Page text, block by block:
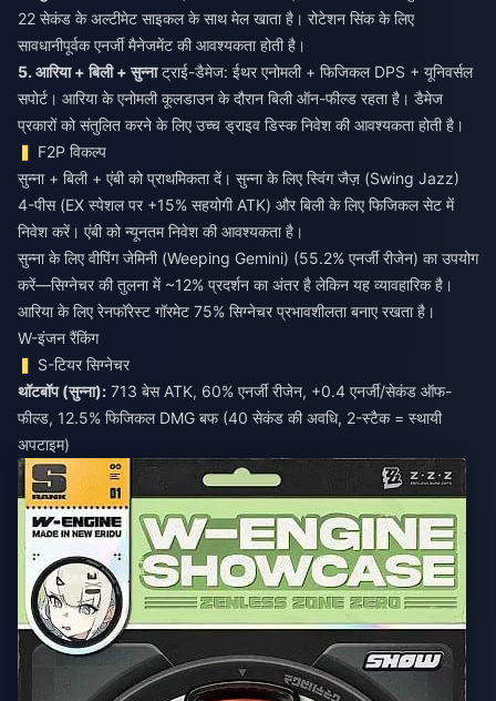
22 सेकंड के अल्टीमेट साइकल के साथ मेल खाता है। रोटेशन सिंक के लिए
सावधानीपूर्वक एनर्जी मैनेजमेंट की आवश्यकता होती है।
5. आरिया + बिली + सुन्नाट्राई-डैमेज: ईथर एनोमली + फिजिकल DPS + यूनिवर्सल
सपोर्ट। आरिया के एनोमली कूलडाउन के दौरान बिली ऑन-फील्ड रहता है। डैमेज
प्रकारों को संतुलित करने के लिए उच्च ड्राइव डिस्क निवेश की आवश्यकता होती है।
F2P विकल्प
सुन्ना + बिली + एंबी को प्राथमिकता दें। सुन्ना के लिए स्विंग जैज़ (Swing Jazz)
4-पीस (EX स्पेशल पर +15% सहयोगी ATK) और बिली के लिए फिजिकल सेट में
निवेश करें। एंबी को न्यूनतम निवेश की आवश्यकता है।
सुन्ना के लिए वीपिंग जेमिनी (Weeping Gemini) (55.2% एनर्जी रीजेन) का उपयोग
करें—सिग्नेचर की तुलना में ~12% प्रदर्शन का अंतर है लेकिन यह व्यावहारिक है।
आरिया के लिए रेनफॉरेस्ट गॉरमेट 75% सिग्नेचर प्रभावशीलता बनाए रखता है।
W-इंजन रैंकिंग
S-टियर सिग्नेचर
थॉटबॉप (सुन्ना): 713 बेस ATK, 60% एनर्जी रीजेन, +0.4 एनर्जी/सेकंड ऑफ-
फील्ड, 12.5% फिजिकल DMG बफ (40 सेकंड की अवधि, 2-स्टैक = स्थायी
अपटाइम)